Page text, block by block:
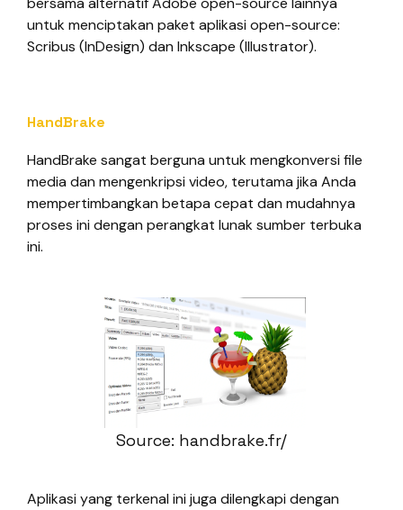
untuk menciptakan paket aplikasi open-source:
Scribus (InDesign) dan Inkscape (Illustrator).
HandBrake
HandBrake sangat berguna untuk mengkonversi file
media dan mengenkripsi video, terutama jika Anda
mempertimbangkan betapa cepat dan mudahnya
proses ini dengan perangkat lunak sumber terbuka
ini.
Source: handbrake.fr/
Aplikasi yang terkenal ini juga dilengkapi dengan